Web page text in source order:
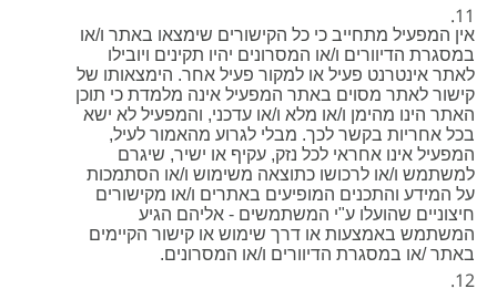
אין המפעיל מתחייב כי כל הקישורים שימצאו באתר ו/או
במסגרת הדיוורים ו/או המסרונים יהיו תקינים ויובילו
לאתר אינטרנט פעיל או למקור פעיל אחר. הימצאותו של
קישור לאתר מסוים באתר המפעיל אינה מלמדת כי תוכן
האתר הינו מהימן ו/או מלא ו/או עדכני, והמפעיל לא ישא
בכל אחריות בקשר לכך. מבלי לגרוע מהאמור לעיל,
המפעיל אינו אחראי לכל נזק, עקיף או ישיר, שיגרם
למשתמש ו/או לרכושו כתוצאה משימוש ו/או הסתמכות
על המידע והתכנים המופיעים באתרים ו/או מקישורים
חיצוניים שהועלו ע"י המשתמשים - אליהם הגיע
המשתמש באמצעות או דרך שימוש או קישור הקיימים
באתר /או במסגרת הדיוורים ו/או המסרונים.